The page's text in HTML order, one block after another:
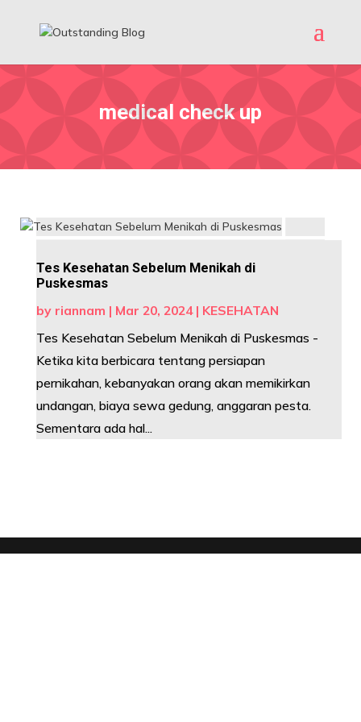
medical check up
Tes Kesehatan Sebelum Menikah di
Puskesmas
by riannam | Mar 20, 2024| KESEHATAN
Tes Kesehatan Sebelum Menikah di Puskesmas -
Ketika kita berbicara tentang persiapan
pernikahan, kebanyakan orang akan memikirkan
undangan, biaya sewa gedung, anggaran pesta.
Sementara ada hal...